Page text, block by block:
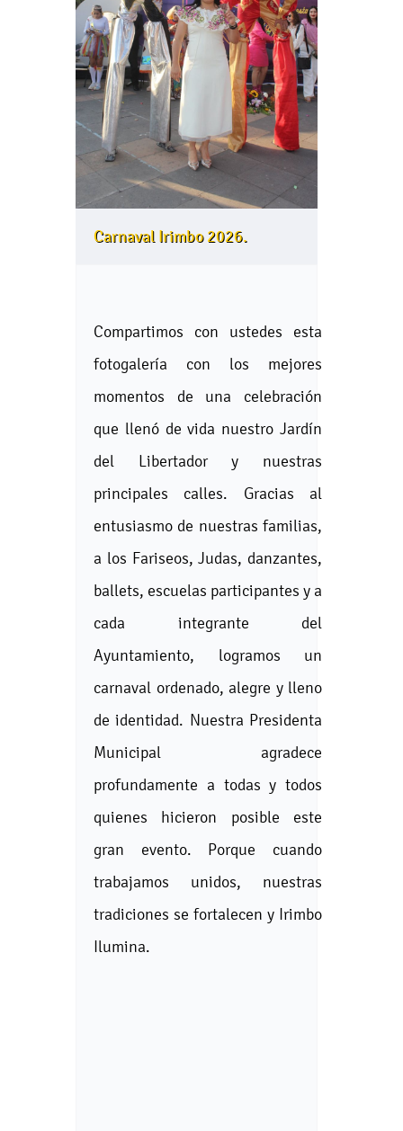
Carnaval Irimbo 2026.
Compartimos con ustedes esta
fotogalería con los mejores
momentos de una celebración
que llenó de vida nuestro Jardín
del Libertador y nuestras
principales calles. Gracias al
entusiasmo de nuestras familias,
a los Fariseos, Judas, danzantes,
ballets, escuelas participantes y a
cada integrante del
Ayuntamiento, logramos un
carnaval ordenado, alegre y lleno
de identidad. Nuestra Presidenta
Municipal agradece
profundamente a todas y todos
quienes hicieron posible este
gran evento. Porque cuando
trabajamos unidos, nuestras
tradiciones se fortalecen y Irimbo
Ilumina.